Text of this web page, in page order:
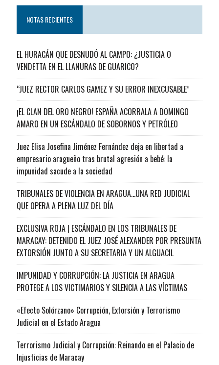
NOTAS RECIENTES
EL HURACÁN QUE DESNUDÓ AL CAMPO: ¿JUSTICIA O
VENDETTA EN EL LLANURAS DE GUARICO?
“JUEZ RECTOR CARLOS GAMEZ Y SU ERROR INEXCUSABLE”
¡EL CLAN DEL ORO NEGRO! ESPAÑA ACORRALA A DOMINGO
AMARO EN UN ESCÁNDALO DE SOBORNOS Y PETRÓLEO
Juez Elisa Josefina Jiménez Fernández deja en libertad a
empresario aragueño tras brutal agresión a bebé: la
impunidad sacude a la sociedad
TRIBUNALES DE VIOLENCIA EN ARAGUA…UNA RED JUDICIAL
QUE OPERA A PLENA LUZ DEL DÍA
EXCLUSIVA ROJA | ESCÁNDALO EN LOS TRIBUNALES DE
MARACAY: DETENIDO EL JUEZ JOSÉ ALEXANDER POR PRESUNTA
EXTORSIÓN JUNTO A SU SECRETARIA Y UN ALGUACIL
IMPUNIDAD Y CORRUPCIÓN: LA JUSTICIA EN ARAGUA
PROTEGE A LOS VICTIMARIOS Y SILENCIA A LAS VÍCTIMAS
«Efecto Solórzano» Corrupción, Extorsión y Terrorismo
Judicial en el Estado Aragua
Terrorismo Judicial y Corrupción: Reinando en el Palacio de
Injusticias de Maracay